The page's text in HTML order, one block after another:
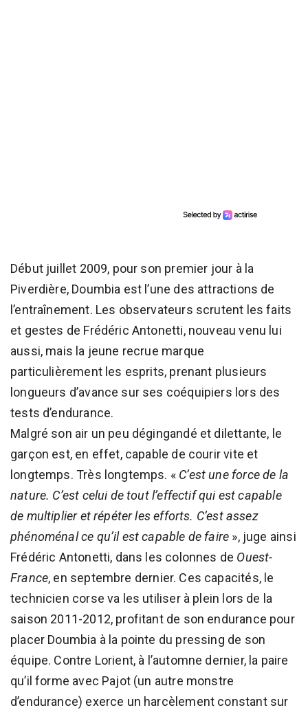
Début juillet 2009, pour son premier jour à la
Piverdière, Doumbia est l’une des attractions de
l’entraînement. Les observateurs scrutent les faits
et gestes de Frédéric Antonetti, nouveau venu lui
aussi, mais la jeune recrue marque
particulièrement les esprits, prenant plusieurs
longueurs d’avance sur ses coéquipiers lors des
tests d’endurance.
Malgré son air un peu dégingandé et dilettante, le
garçon est, en effet, capable de courir vite et
longtemps. Très longtemps. « C’est une force de la
nature. C’est celui de tout l’effectif qui est capable
de multiplier et répéter les efforts. C’est assez
phénoménal ce qu’il est capable de faire », juge ainsi
Frédéric Antonetti, dans les colonnes de Ouest-
France, en septembre dernier. Ces capacités, le
technicien corse va les utiliser à plein lors de la
saison 2011-2012, profitant de son endurance pour
placer Doumbia à la pointe du pressing de son
équipe. Contre Lorient, à l’automne dernier, la paire
qu’il forme avec Pajot (un autre monstre
d’endurance) exerce un harcèlement constant sur